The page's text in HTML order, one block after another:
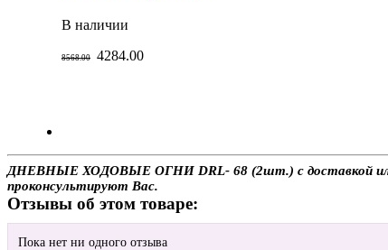
В наличии
8568.00 4284.00
ДНЕВНЫЕ ХОДОВЫЕ ОГНИ DRL- 68 (2шт.) с доставкой или
проконсультируют Вас.
Отзывы об этом товаре:
Пока нет ни одного отзыва